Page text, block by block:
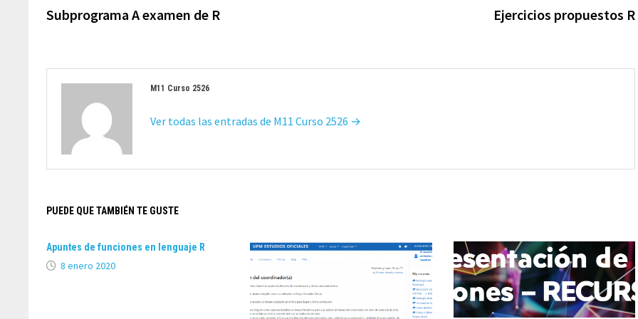
entradas
anterior:
Subprograma A examen de R Ejercicios propuestos R
M11 Curso 2526
Ver todas las entradas de M11 Curso 2526 →
PUEDE QUE TAMBIÉN TE GUSTE
Apuntes de funciones en lenguaje R
8 enero 2020